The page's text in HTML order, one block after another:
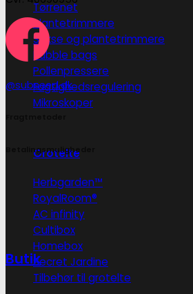
Tørrenet
Plantetrimmere
Sakse og plantetrimmere
Bubble bags
Pollenpressere
Fugtighedsregulering
Mikroskoper
Grotelte
Herbgarden™
RoyalRoom®
AC infinity
Cultibox
Homebox
Secret Jardine
Tilbehør til grotelte
@subseed.dk
Betalingsmuligheder
Butik